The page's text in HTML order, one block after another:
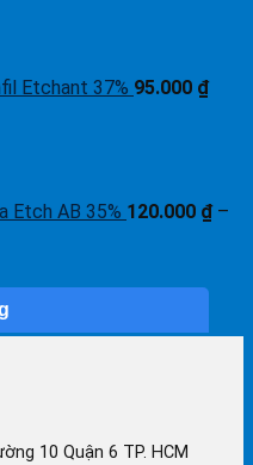
Etchant 37% 95.000 ₫
Etch AB 35% 120.000 ₫–
10 Quận 6 TP. HCM